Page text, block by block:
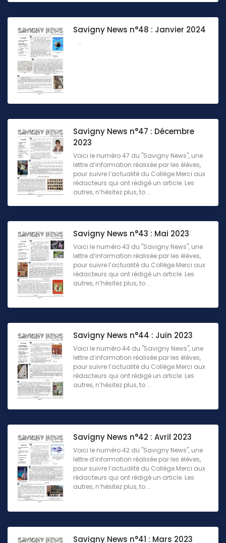
Savigny News n°48 : Janvier 2024
...
Savigny News n°47 : Décembre
2023
Voici le numéro 47 du "Savigny News", une
lettre d’information réalisée par les élèves,
pour suivre l’actualité du Collège.Merci aux
rédacteurs qui ont rédigé un article. Les
autres, n’hésitez plus, to ...
Savigny News n°43 : Mai 2023
Voici le numéro 43 du "Savigny News", une
lettre d’information réalisée par les élèves,
pour suivre l’actualité du Collège.Merci aux
rédacteurs qui ont rédigé un article. Les
autres, n’hésitez plus, to ...
Savigny News n°44 : Juin 2023
Voici le numéro 44 du "Savigny News", une
lettre d’information réalisée par les élèves,
pour suivre l’actualité du Collège.Merci aux
rédacteurs qui ont rédigé un article. Les
autres, n’hésitez plus, to ...
Savigny News n°42 : Avril 2023
Voici le numéro 42 du "Savigny News", une
lettre d’information réalisée par les élèves,
pour suivre l’actualité du Collège.Merci aux
rédacteurs qui ont rédigé un article. Les
autres, n’hésitez plus, to ...
Savigny News n°41 : Mars 2023